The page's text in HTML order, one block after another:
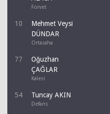
Forvet
10
Mehmet Veysi
DÜNDAR
Ortasaha
77
Oğuzhan
ÇAĞLAR
Kaleci
54 Tuncay AKIN
Defans